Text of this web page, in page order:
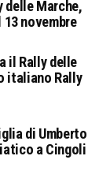
delle Marche,
novembre
il Rally delle
italiano Rally
di Umberto
a Cingoli